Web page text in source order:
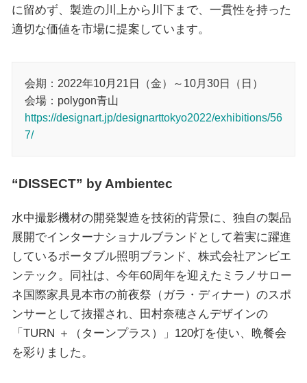
に留めず、製造の川上から川下まで、一貫性を持った
適切な価値を市場に提案しています。
会期：2022年10月21日（金）～10月30日（日）
会場：polygon青山
https://designart.jp/designarttokyo2022/exhibitions/56
7/
“DISSECT” by Ambientec
水中撮影機材の開発製造を技術的背景に、独自の製品
展開でインターナショナルブランドとして着実に躍進
しているポータブル照明ブランド、株式会社アンビエ
ンテック。同社は、今年60周年を迎えたミラノサロー
ネ国際家具見本市の前夜祭（ガラ・ディナー）のスポ
ンサーとして抜擢され、田村奈穂さんデザインの
「TURN ＋（ターンプラス）」120灯を使い、晩餐会
を彩りました。